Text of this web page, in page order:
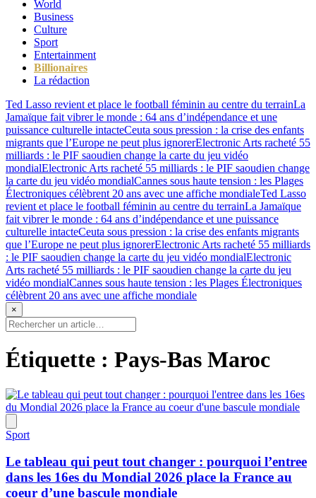
World
Business
Culture
Sport
Entertainment
Billionaires
La rédaction
Ted Lasso revient et place le football féminin au centre du terrainLa
Jamaïque fait vibrer le monde : 64 ans d’indépendance et une
puissance culturelle intacteCeuta sous pression : la crise des enfants
migrants que l’Europe ne peut plus ignorerElectronic Arts racheté 55
milliards : le PIF saoudien change la carte du jeu vidéo
mondialElectronic Arts racheté 55 milliards : le PIF saoudien change
la carte du jeu vidéo mondialCannes sous haute tension : les Plages
Électroniques célèbrent 20 ans avec une affiche mondialeTed Lasso
revient et place le football féminin au centre du terrainLa Jamaïque
fait vibrer le monde : 64 ans d’indépendance et une puissance
culturelle intacteCeuta sous pression : la crise des enfants migrants
que l’Europe ne peut plus ignorerElectronic Arts racheté 55 milliards
: le PIF saoudien change la carte du jeu vidéo mondialElectronic
Arts racheté 55 milliards : le PIF saoudien change la carte du jeu
vidéo mondialCannes sous haute tension : les Plages Électroniques
célèbrent 20 ans avec une affiche mondiale
×
Étiquette : Pays-Bas Maroc
Sport
Le tableau qui peut tout changer : pourquoi l’entree
dans les 16es du Mondial 2026 place la France au
coeur d’une bascule mondiale